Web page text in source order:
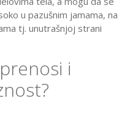
u pazušnim jamama, na
tj. unutrašnjoj strani
i